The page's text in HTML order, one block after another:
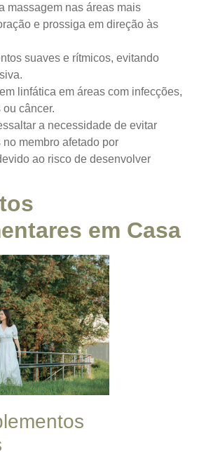
massagem nas áreas mais
e prossiga em direção às
suaves e rítmicos, evitando
linfática em áreas com infecções,
câncer.
a necessidade de evitar
membro afetado por
ao risco de desenvolver
em Casa